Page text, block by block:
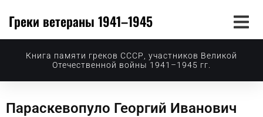
Греки ветераны 1941–1945
Книга памяти греков СССР, участников Великой
Отечественной войны 1941–1945 гг.
Параскевопуло Георгий Иванович